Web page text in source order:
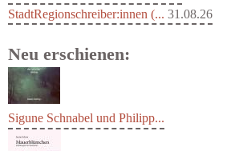
StadtRegionschreiber:innen (... 31.08.26
Neu erschienen:
Sigune Schnabel und Philipp...